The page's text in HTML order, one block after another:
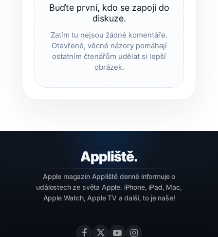
Buďte první, kdo se zapojí do
diskuze.
Zatím tu nejsou žádné komentáře.
Otevřené, věcné názory pomáhají
ostatním čtenářům udělat si lepší
obrázek.
Apple magazín Appliště denně informuje o
událostech ze světa Apple. iPhone, iPad, Mac,
Apple Watch, Apple TV a další, to je naše!